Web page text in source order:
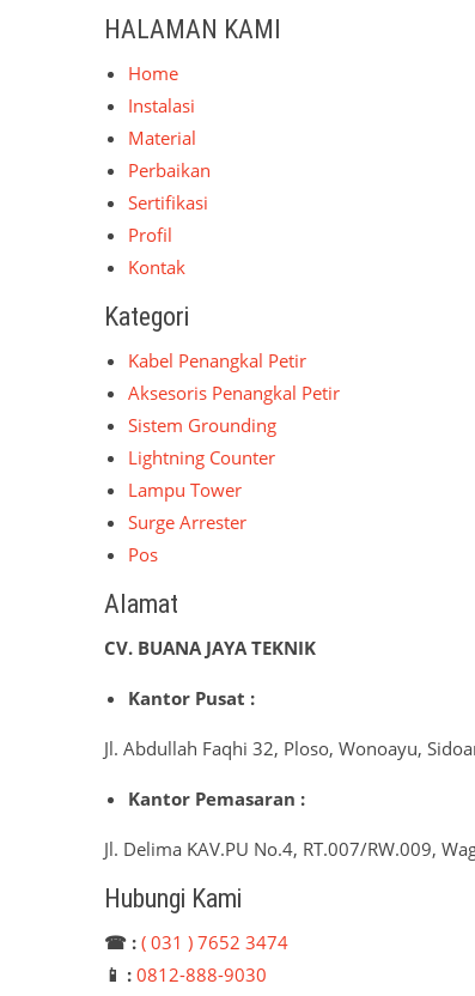
HALAMAN KAMI
Home
Instalasi
Material
Perbaikan
Sertifikasi
Profil
Kontak
Kategori
Kabel Penangkal Petir
Aksesoris Penangkal Petir
Sistem Grounding
Lightning Counter
Lampu Tower
Surge Arrester
Pos
Alamat
CV. BUANA JAYA TEKNIK
Kantor Pusat :
Jl. Abdullah Faqhi 32, Ploso, Wonoayu,
Kantor Pemasaran :
Jl. Delima KAV.PU No.4, RT.007/RW.009,
Hubungi Kami
☎ : ( 031 ) 7652 3474
📱 : 0812-888-9030